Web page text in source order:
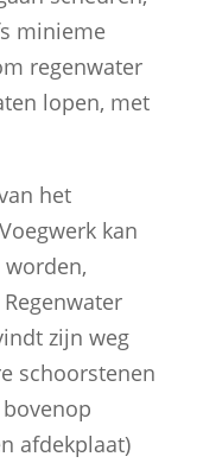
minieme
regenwater
lopen, met
het
kan
zijn weg
schoorstenen
afdekplaat)